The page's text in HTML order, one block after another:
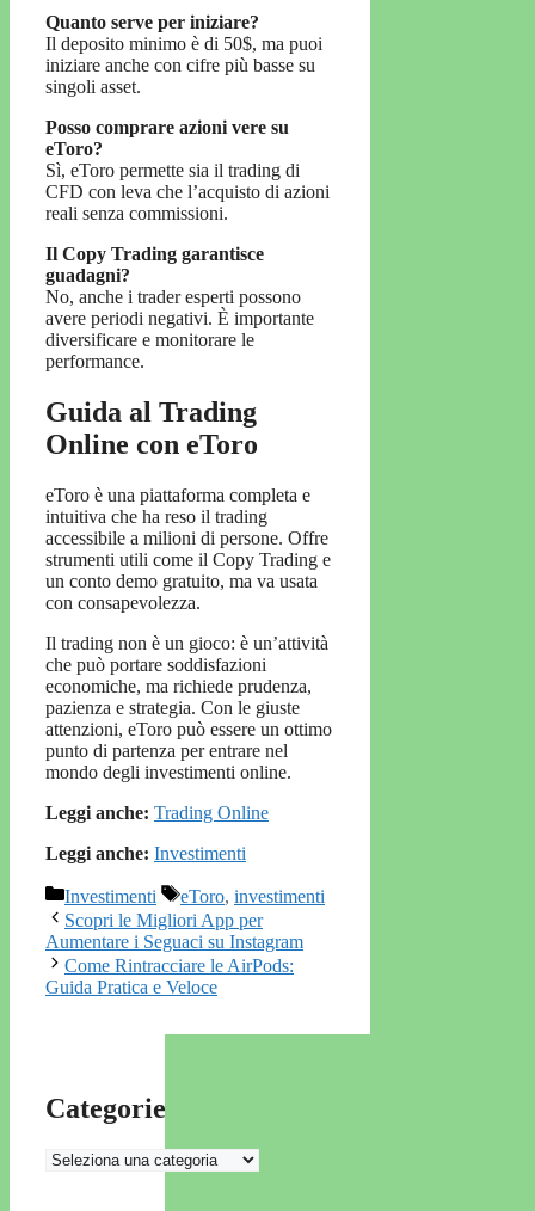
Quanto serve per iniziare?
Il deposito minimo è di 50$, ma puoi
iniziare anche con cifre più basse su
singoli asset.
Posso comprare azioni vere su
eToro?
Sì, eToro permette sia il trading di
CFD con leva che l’acquisto di azioni
reali senza commissioni.
Il Copy Trading garantisce
guadagni?
No, anche i trader esperti possono
avere periodi negativi. È importante
diversificare e monitorare le
performance.
Guida al Trading
Online con eToro
eToro è una piattaforma completa e
intuitiva che ha reso il trading
accessibile a milioni di persone. Offre
strumenti utili come il Copy Trading e
un conto demo gratuito, ma va usata
con consapevolezza.
Il trading non è un gioco: è un’attività
che può portare soddisfazioni
economiche, ma richiede prudenza,
pazienza e strategia. Con le giuste
attenzioni, eToro può essere un ottimo
punto di partenza per entrare nel
mondo degli investimenti online.
Leggi anche: Trading Online
Leggi anche: Investimenti
Categorie
Investimenti Tag
eToro, investimenti
Scopri le Migliori App per
Aumentare i Seguaci su Instagram
Come Rintracciare le AirPods:
Guida Pratica e Veloce
Categorie
Categorie